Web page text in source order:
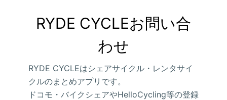
RYDE CYCLEお問い合
わせ
RYDE CYCLEはシェアサイクル・レンタサイ
クルのまとめアプリです。
ドコモ・バイクシェアやHelloCycling等の登録